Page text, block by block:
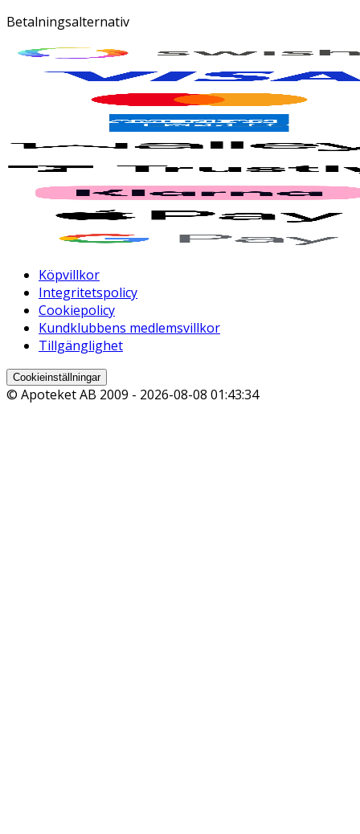
Betalningsalternativ
Köpvillkor
Integritetspolicy
Cookiepolicy
Kundklubbens medlemsvillkor
Tillgänglighet
Cookieinställningar
© Apoteket AB 2009 - 2026-08-08 01:43:34